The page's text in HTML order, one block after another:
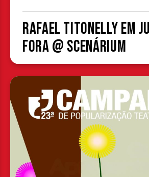
Rafael Titonelly em
Fora @ Scenárium